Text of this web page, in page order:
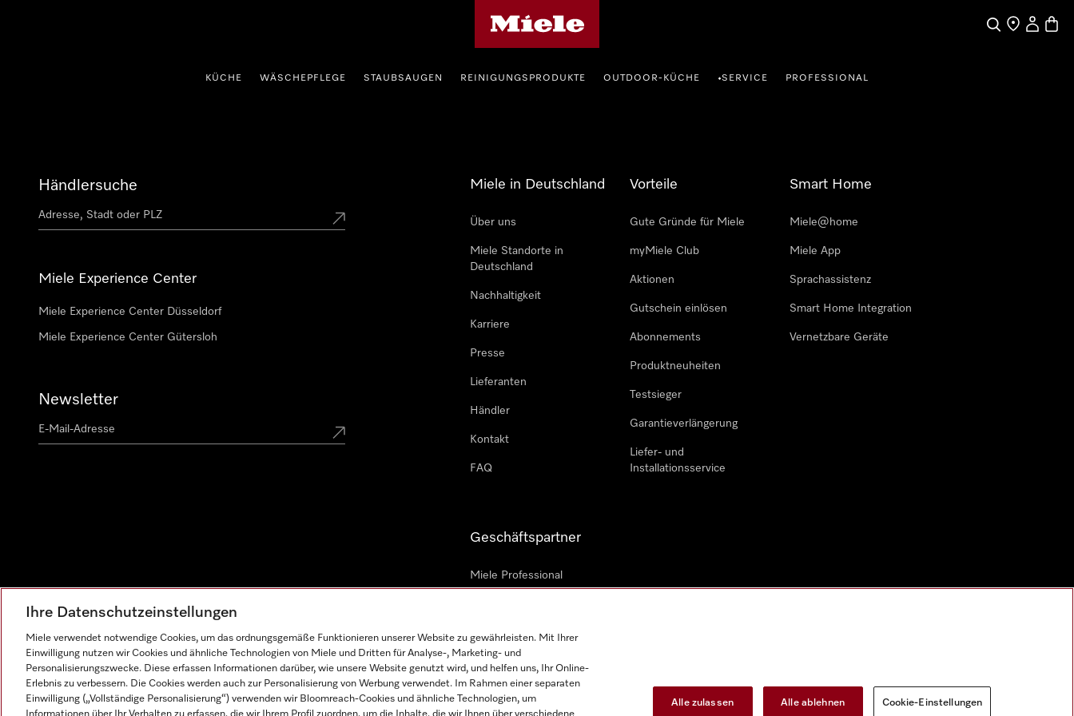
SucheHändler
Mein
KÜCHE WÄSCHEPFLEGE STAUBSAUGEN REINIGUNGSPRODUKTE OUTDOOR-KÜCHE •SERVICE PROFESSIONAL
Händlersuche
Miele Experience Center
Miele Experience Center Düsseldorf
Miele Experience Center Gütersloh
Newsletter
Miele in Deutschland
Über uns
Miele Standorte in
Deutschland
Nachhaltigkeit
Karriere
Presse
Lieferanten
Händler
Kontakt
FAQ
Vorteile
Gute Gründe für Miele
myMiele Club
Aktionen
Gutschein einlösen
Abonnements
Produktneuheiten
Testsieger
Garantieverlängerung
Liefer- und
Installationsservice
Smart Home
Miele@home
Miele App
Sprachassistenz
Smart Home Integration
Vernetzbare Geräte
Geschäftspartner
Miele Professional
Miele Marine
Architekten und Bauträger
Ihre Datenschutzeinstellungen
Miele verwendet notwendige Cookies, um das ordnungsgemäße Funktionieren unserer Website zu gewährleisten. Mit Ihrer
Einwilligung nutzen wir Cookies und ähnliche Technologien von Miele und Dritten für Analyse-, Marketing- und
Personalisierungszwecke. Diese erfassen Informationen darüber, wie unsere Website genutzt wird, und helfen uns, Ihr Online-
Erlebnis zu verbessern. Die Cookies werden auch zur Personalisierung von Werbung verwendet. Im Rahmen einer separaten
Einwilligung („Vollständige Personalisierung“) verwenden wir Bloomreach-Cookies und ähnliche Technologien, um
Alle zulassen Alle ablehnen Cookie-Einstellungen